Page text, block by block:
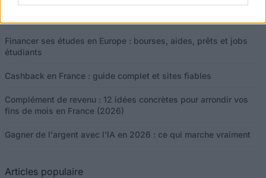
Bourses d'études en Europe : guide par pays et programmes
Financer ses études en Europe : bourses, aides, prêts et jobs
étudiants
Cashback en France : guide complet et sites fiables
Complément de revenu : 12 idées concrètes pour arrondir vos
fins de mois en France (2026)
Gagner de l'argent avec l'IA en 2026 : ce qui marche vraiment
Articles populaire